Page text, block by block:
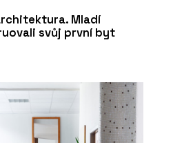
Mladí
svůj první byt